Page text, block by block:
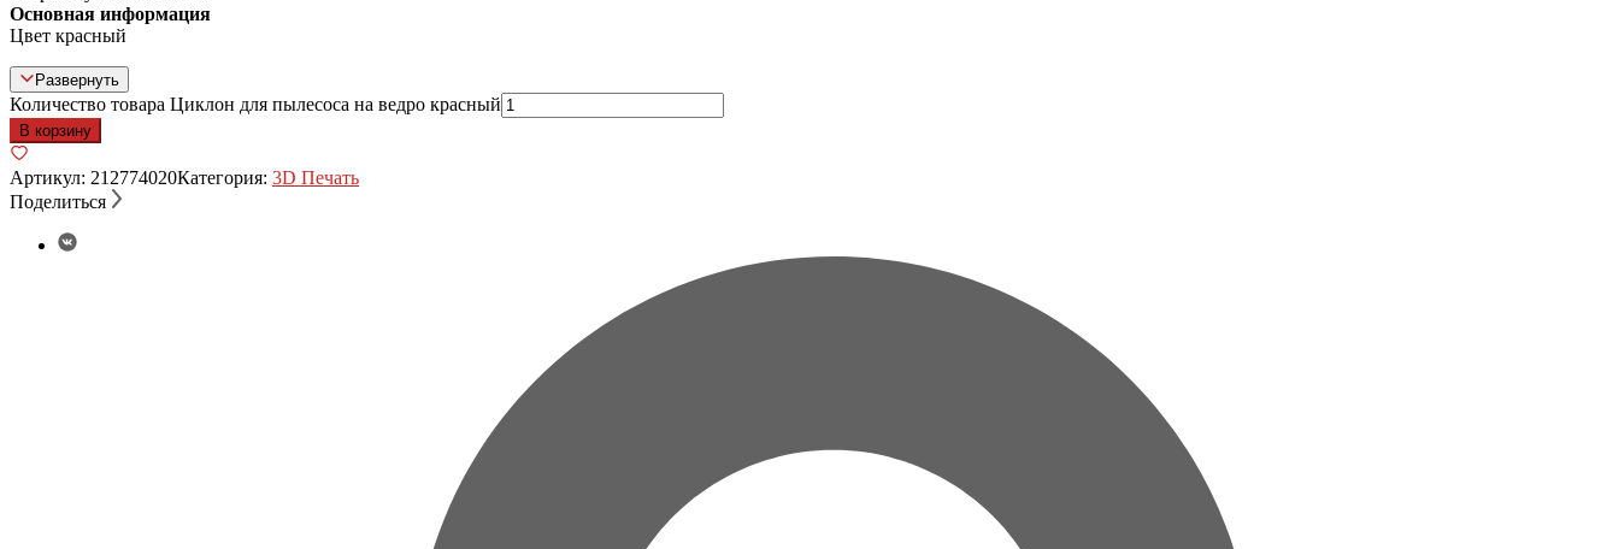
Основная информация
Цвет красный
Развернуть
Количество товара Циклон для пылесоса на ведро красный
В корзину
Артикул: 212774020Категория: 3D Печать
Поделиться